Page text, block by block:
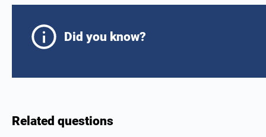
Did you know?
Related questions